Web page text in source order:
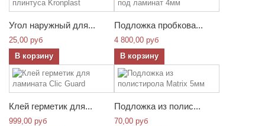
Угол наружный для...
25,00 руб
В корзину
Подложка пробкова...
4 800,00 руб
В корзину
Клей герметик для...
999,00 руб
Подложка из полис...
70,00 руб